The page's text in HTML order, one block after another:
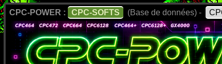
CPC-POWER : CPC-SOFTS (Base de données) -